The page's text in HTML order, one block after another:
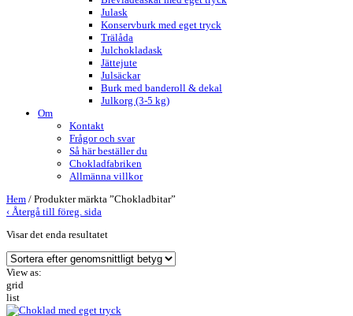
Julask
Konservburk med eget tryck
Trälåda
Julchokladask
Jättejute
Julsäckar
Burk med banderoll & dekal
Julkorg (3-5 kg)
Om
Kontakt
Frågor och svar
Så här beställer du
Chokladfabriken
Allmänna villkor
Hem / Produkter märkta ”Chokladbitar”
‹ Återgå till föreg. sida
Visar det enda resultatet
View as:
grid
list